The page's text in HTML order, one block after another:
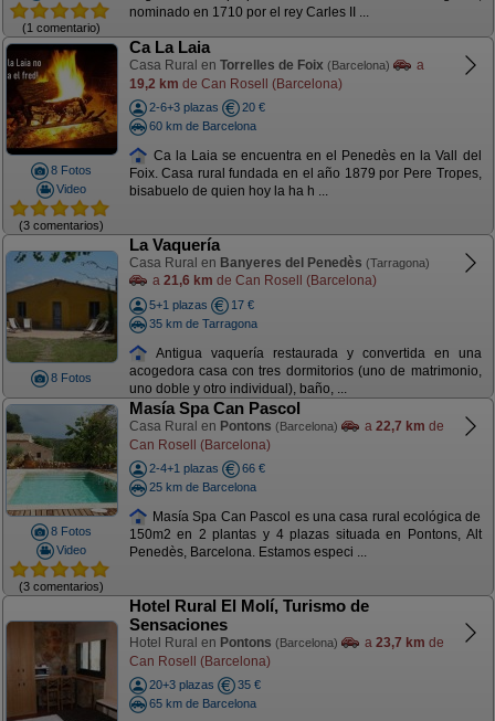
(1 comentario)
nominado en 1710 por el rey Carles II ...
8 Fotos
Video
(3 comentarios)
Ca La Laia
Casa Rural en Torrelles de Foix (Barcelona)
a
19,2 km de Can Rosell (Barcelona)
2-6+3 plazas
20 €
60 km de Barcelona
Ca la Laia se encuentra en el Penedès en la Vall del
Foix. Casa rural fundada en el año 1879 por Pere Tropes,
bisabuelo de quien hoy la ha h ...
8 Fotos
La Vaquería
Casa Rural en Banyeres del Penedès (Tarragona)
a 21,6 km de Can Rosell (Barcelona)
5+1 plazas
17 €
35 km de Tarragona
Antigua vaquería restaurada y convertida en una
acogedora casa con tres dormitorios (uno de matrimonio,
uno doble y otro individual), baño, ...
8 Fotos
Video
(3 comentarios)
Masía Spa Can Pascol
Casa Rural en Pontons (Barcelona) a 22,7 km de
Can Rosell (Barcelona)
2-4+1 plazas
66 €
25 km de Barcelona
Masía Spa Can Pascol es una casa rural ecológica de
150m2 en 2 plantas y 4 plazas situada en Pontons, Alt
Penedès, Barcelona. Estamos especi ...
Hotel Rural El Molí, Turismo de
Sensaciones
Hotel Rural en Pontons (Barcelona) a 23,7 km de
Can Rosell (Barcelona)
20+3 plazas
35 €
65 km de Barcelona